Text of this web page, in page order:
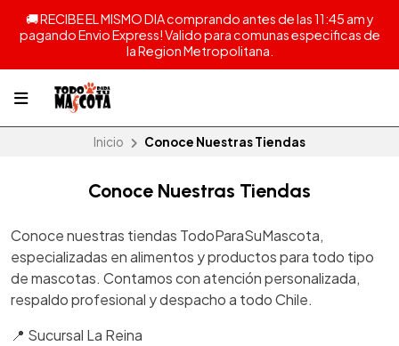
🚚 RECIBE EL MISMO DIA comprando antes de las 11:45 am y
pagando Envio Express! Valido para comunas especificas de
la Region Metropolitana.
Inicio Conoce Nuestras Tiendas
Conoce Nuestras Tiendas
Conoce nuestras tiendas TodoParaSuMascota,
especializadas en alimentos y productos para todo tipo
de mascotas. Contamos con atención personalizada,
respaldo profesional y despacho a todo Chile.
📍 Sucursal La Reina